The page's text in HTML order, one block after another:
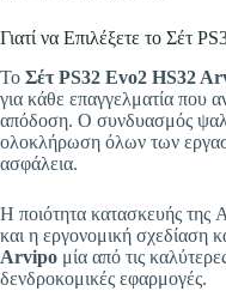
Γιατί να Επιλέξετε το Σέτ
Το Σέτ PS32 Evo2 HS32
για κάθε επαγγελματία που
απόδοση. Ο συνδυασμός
ολοκλήρωση όλων των
ασφάλεια.
Η ποιότητα κατασκευής της
και η εργονομική σχεδίαση
Arvipo μία από τις
δενδροκομικές εφαρμογές.